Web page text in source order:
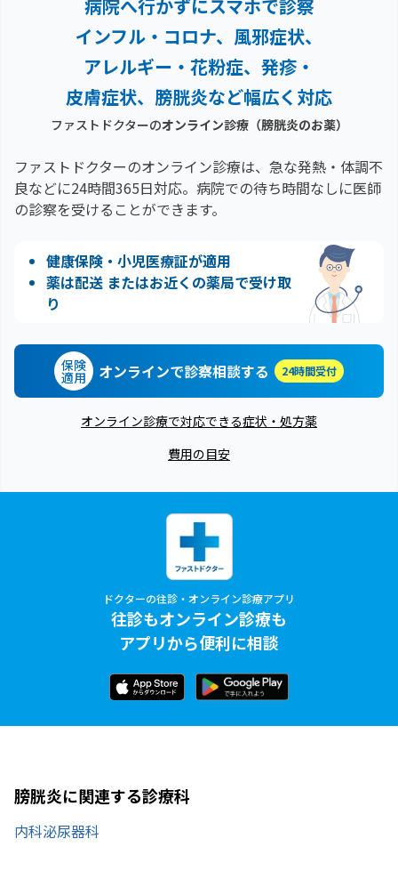
病院へ行かずにスマホで診察
インフル・コロナ、風邪症状、
アレルギー・花粉症、 発疹・
皮膚症状、膀胱炎など幅広く対応
ファストドクターのオンライン診療（膀胱炎のお薬）
ファストドクターのオンライン診療は、急な発熱・体調不
良などに24時間365日対応。 病院での待ち時間なしに医師
の診察を受けることができます。
健康保険・小児医療証が適用
薬は配送 またはお近くの薬局で受け取
り
保険
適用 オンラインで診察相談する 24時間受付
オンライン診療で対応できる症状・処方薬
費用の目安
ドクターの往診・オンライン診療アプリ
往診もオンライン診療も
アプリから便利に相談
膀胱炎に関連する診療科
内科泌尿器科